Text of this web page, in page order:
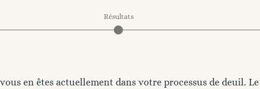
Résultats
en êtes actuellement dans votre processus de deuil. Le